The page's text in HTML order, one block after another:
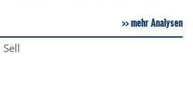
mehr Analysen
Sell